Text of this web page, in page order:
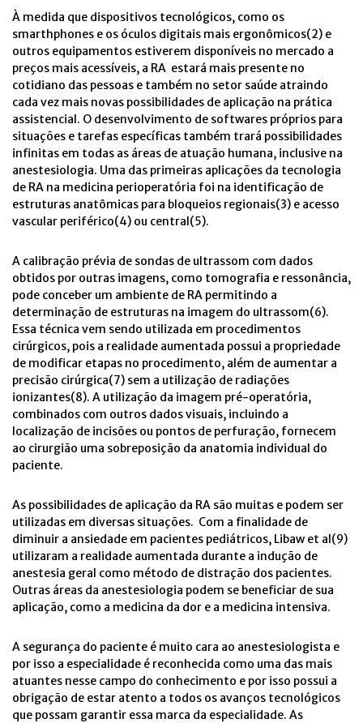
À medida que dispositivos tecnológicos, como os
smarthphones e os óculos digitais mais ergonômicos(2) e
outros equipamentos estiverem disponíveis no mercado a
preços mais acessíveis, a RA estará mais presente no
cotidiano das pessoas e também no setor saúde atraindo
cada vez mais novas possibilidades de aplicação na prática
assistencial. O desenvolvimento de softwares próprios para
situações e tarefas específicas também trará possibilidades
infinitas em todas as áreas de atuação humana, inclusive na
anestesiologia. Uma das primeiras aplicações da tecnologia
de RA na medicina perioperatória foi na identificação de
estruturas anatômicas para bloqueios regionais(3) e acesso
vascular periférico(4) ou central(5).
A calibração prévia de sondas de ultrassom com dados
obtidos por outras imagens, como tomografia e ressonância,
pode conceber um ambiente de RA permitindo a
determinação de estruturas na imagem do ultrassom(6).
Essa técnica vem sendo utilizada em procedimentos
cirúrgicos, pois a realidade aumentada possui a propriedade
de modificar etapas no procedimento, além de aumentar a
precisão cirúrgica(7) sem a utilização de radiações
ionizantes(8). A utilização da imagem pré-operatória,
combinados com outros dados visuais, incluindo a
localização de incisões ou pontos de perfuração, fornecem
ao cirurgião uma sobreposição da anatomia individual do
paciente.
As possibilidades de aplicação da RA são muitas e podem ser
utilizadas em diversas situações. Com a finalidade de
diminuir a ansiedade em pacientes pediátricos, Libaw et al(9)
utilizaram a realidade aumentada durante a indução de
anestesia geral como método de distração dos pacientes.
Outras áreas da anestesiologia podem se beneficiar de sua
aplicação, como a medicina da dor e a medicina intensiva.
A segurança do paciente é muito cara ao anestesiologista e
por isso a especialidade é reconhecida como uma das mais
atuantes nesse campo do conhecimento e por isso possui a
obrigação de estar atento a todos os avanços tecnológicos
que possam garantir essa marca da especialidade. As